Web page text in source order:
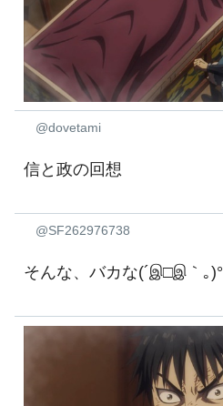
@dovetami
信と政の回想
@SF262976738
そんな、バカな(´இ□இ｀｡)°